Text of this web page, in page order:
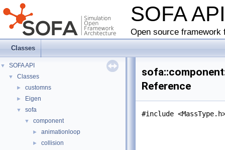
SOFA
Open source
Classes
▼ SOFA API
▼ Classes
► customns
► Eigen
▼ sofa
▼ component
► animationloop
► collision
Reference
#include